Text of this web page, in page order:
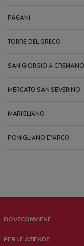
PAGANI
TORRE DEL GRECO
SAN GIORGIO A CREMANO
MERCATO SAN SEVERINO
MARIGLIANO
POMIGLIANO D'ARCO
DOVECONVIENE
PER LE AZIENDE